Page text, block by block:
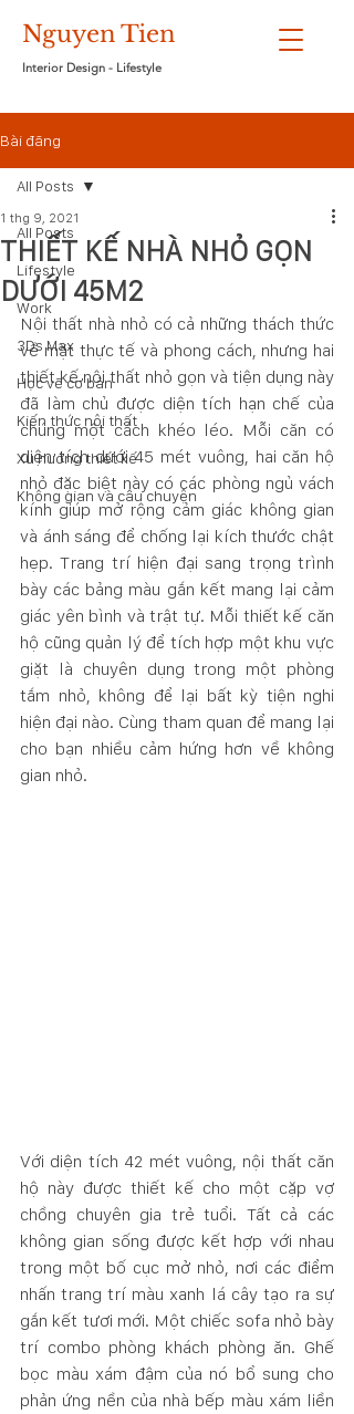
Nguyen Tien
Interior Design - Lifestyle
Bài đăng
All Posts
Lifestyle
Work
3Ds Max
Học vẽ cơ bản
Kiến thức nội thất
Xu hướng thiết kế
Không gian và câu chuyện
All Posts
THIẾT KẾ NHÀ NHỎ GỌN
DƯỚI 45M2
1 thg 9, 2021
Nội thất nhà nhỏ có cả những thách thức
về mặt thực tế và phong cách, nhưng hai
thiết kế nội thất nhỏ gọn và tiện dụng này
đã làm chủ được diện tích hạn chế của
chúng một cách khéo léo. Mỗi căn có
diện tích dưới 45 mét vuông, hai căn hộ
nhỏ đặc biệt này có các phòng ngủ vách
kính giúp mở rộng cảm giác không gian
và ánh sáng để chống lại kích thước chật
hẹp. Trang trí hiện đại sang trọng trình
bày các bảng màu gắn kết mang lại cảm
giác yên bình và trật tự. Mỗi thiết kế căn
hộ cũng quản lý để tích hợp một khu vực
giặt là chuyên dụng trong một phòng
tắm nhỏ, không để lại bất kỳ tiện nghi
hiện đại nào. Cùng tham quan để mang lại
cho bạn nhiều cảm hứng hơn về không
gian nhỏ.
Với diện tích 42 mét vuông, nội thất căn
hộ này được thiết kế cho một cặp vợ
chồng chuyên gia trẻ tuổi. Tất cả các
không gian sống được kết hợp với nhau
trong một bố cục mở nhỏ, nơi các điểm
nhấn trang trí màu xanh lá cây tạo ra sự
gắn kết tươi mới. Một chiếc sofa nhỏ bày
trí combo phòng khách phòng ăn. Ghế
bọc màu xám đậm của nó bổ sung cho
phản ứng nền của nhà bếp màu xám liền